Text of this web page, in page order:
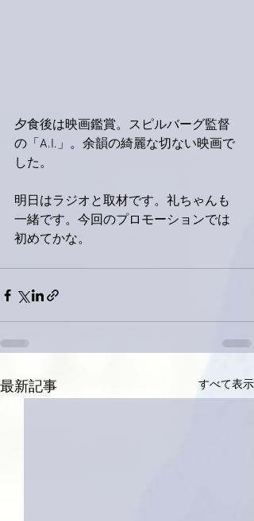
夕食後は映画鑑賞。スピルバーグ監督
の「A.I.」。余韻の綺麗な切ない映画で
した。
明日はラジオと取材です。礼ちゃんも
一緒です。今回のプロモーションでは
初めてかな。
最新記事 すべて表示